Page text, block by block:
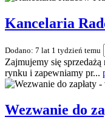
Kancelaria
Dodano: 7 lat 1 tydzień temu
Zajmujemy się
rynku i zapewniamy pr...
Wezwanie do